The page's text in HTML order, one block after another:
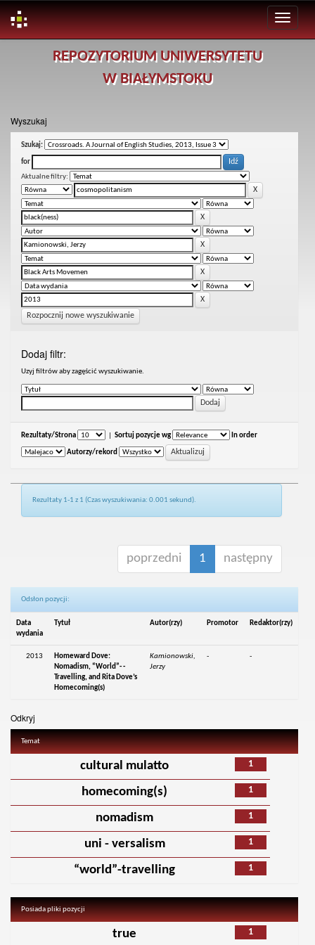
REPOZYTORIUM UNIWERSYTETU
W BIAŁYMSTOKU
Wyszukaj
Szukaj:
for
Aktualne filtry:
Rozpocznij nowe wyszukiwanie
Dodaj filtr:
Uzyj filtrów aby zagęścić wyszukiwanie.
Rezultaty/Strona Sortuj pozycje wg In order
Autorzy/rekord
Rezultaty 1-1 z 1 (Czas wyszukiwania: 0.001 sekund).
poprzedni 1 następny
Odsłon pozycji:
Data
wydania
Tytuł Autor(rzy) Promotor Redaktor(rzy)
2013
Homeward Dove:
Nomadism, “World”- -
Travelling, and Rita Dove’s
Homecoming(s)
Kamionowski,
Jerzy
- -
Odkryj
Temat
1
cultural mulatto
1
homecoming(s)
1
nomadism
1
uni - versalism
1
“world”-travelling
Posiada pliki pozycji
1
true